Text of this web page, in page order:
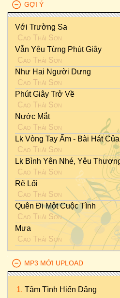
GỢI Ý
Với Trường Sa
Cao Thái Sơn
Vẫn Yêu Từng Phút Giây
Cao Thái Sơn
Như Hai Người Dưng
Cao Thái Sơn
Phút Giây Trở Về
Cao Thái Sơn
Nước Mắt
Cao Thái Sơn
Lk Vòng Tay Ấm - Bài Hát
Cao Thái Sơn
Lk Bình Yên Nhé, Yêu
Cao Thái Sơn
Rẽ Lối
Cao Thái Sơn
Quên Đi Một Cuộc Tình
Cao Thái Sơn
Mưa
Cao Thái Sơn
MP3 MỚI UPLOAD
Tâm Tình Hiến Dâng